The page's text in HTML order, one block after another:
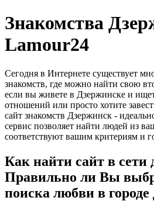
Знакомства
Lamour24
Сегодня в Интернете существует
знакомств, где можно найти свою
если вы живете в Дзержинске и
отношений или просто хотите
сайт знакомств Дзержинск -
сервис позволяет найти людей из
соответствуют вашим критериям и
Как найти сайт в сети
Правильно ли Вы
поиска любви в